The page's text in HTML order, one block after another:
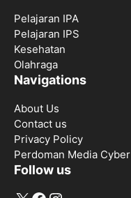
Pelajaran IPA
Pelajaran IPS
Kesehatan
Olahraga
Navigations
About Us
Contact us
Privacy Policy
Perdoman Media Cyber
Follow us